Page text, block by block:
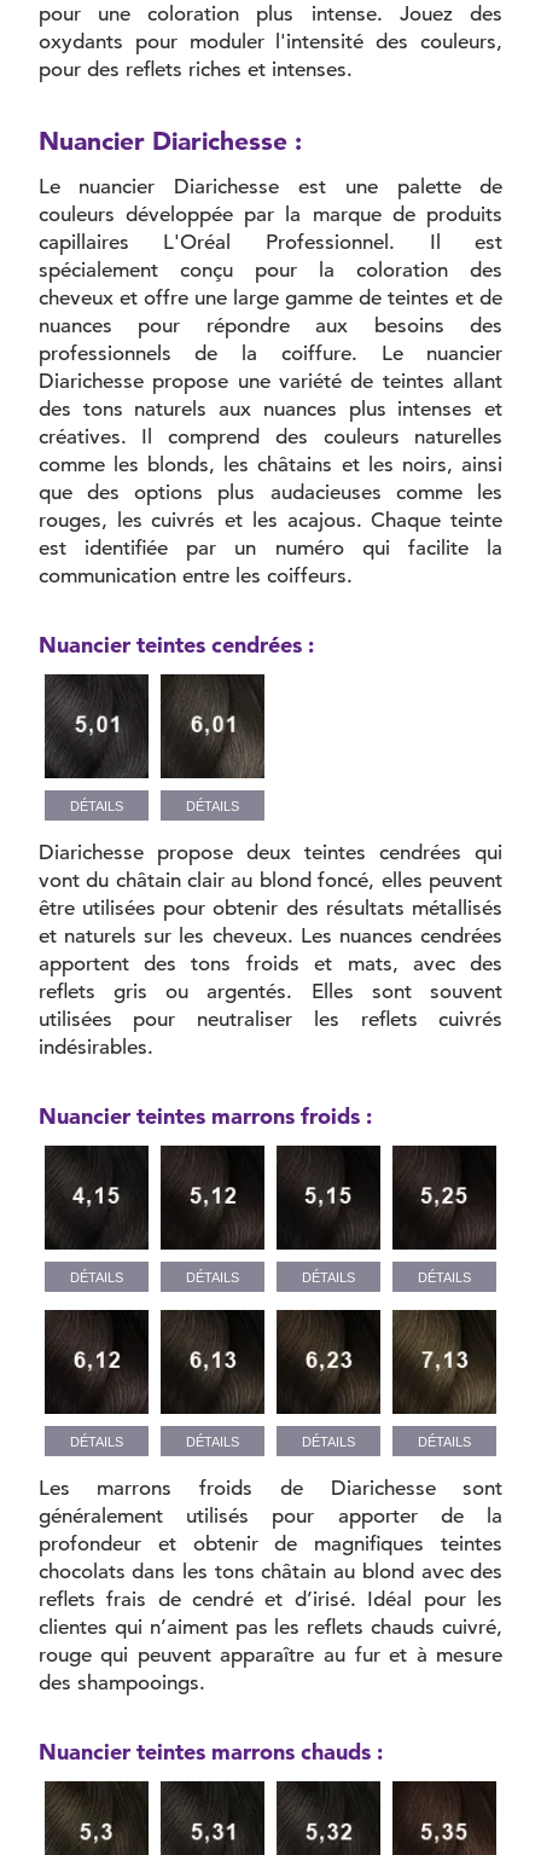
pour une coloration plus intense. Jouez des
oxydants pour moduler l'intensité des couleurs,
pour des reflets riches et intenses.
Nuancier Diarichesse :
Le nuancier Diarichesse est une palette de
couleurs développée par la marque de produits
capillaires L'Oréal Professionnel. Il est
spécialement conçu pour la coloration des
cheveux et offre une large gamme de teintes et de
nuances pour répondre aux besoins des
professionnels de la coiffure. Le nuancier
Diarichesse propose une variété de teintes allant
des tons naturels aux nuances plus intenses et
créatives. Il comprend des couleurs naturelles
comme les blonds, les châtains et les noirs, ainsi
que des options plus audacieuses comme les
rouges, les cuivrés et les acajous. Chaque teinte
est identifiée par un numéro qui facilite la
communication entre les coiffeurs.
Nuancier teintes cendrées :
DÉTAILS DÉTAILS
Diarichesse propose deux teintes cendrées qui
vont du châtain clair au blond foncé, elles peuvent
être utilisées pour obtenir des résultats métallisés
et naturels sur les cheveux. Les nuances cendrées
apportent des tons froids et mats, avec des
reflets gris ou argentés. Elles sont souvent
utilisées pour neutraliser les reflets cuivrés
indésirables.
Nuancier teintes marrons froids :
DÉTAILS DÉTAILS DÉTAILS DÉTAILS
DÉTAILS DÉTAILS DÉTAILS DÉTAILS
Les marrons froids de Diarichesse sont
généralement utilisés pour apporter de la
profondeur et obtenir de magnifiques teintes
chocolats dans les tons châtain au blond avec des
reflets frais de cendré et d’irisé. Idéal pour les
clientes qui n’aiment pas les reflets chauds cuivré,
rouge qui peuvent apparaître au fur et à mesure
des shampooings.
Nuancier teintes marrons chauds :